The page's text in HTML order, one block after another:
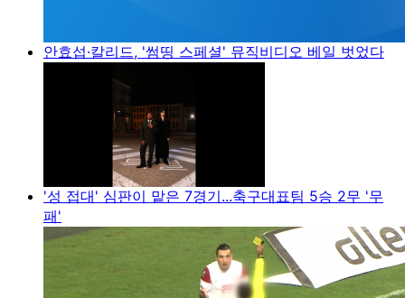
안효섭·칼리드, '썸띵 스페셜' 뮤직비디오 베일 벗었다
'성 접대' 심판이 맡은 7경기...축구대표팀 5승 2무 '무
패'